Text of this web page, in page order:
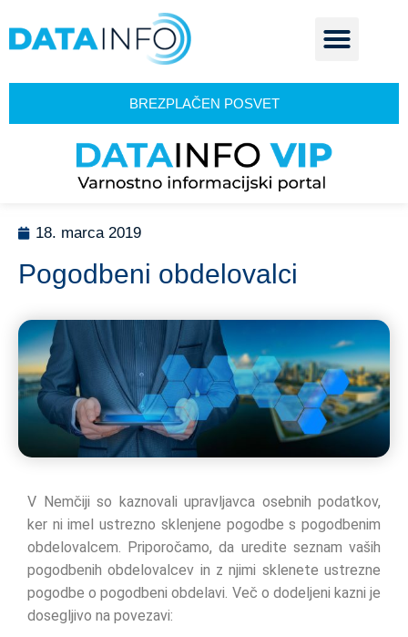
BREZPLAČEN POSVET
18. marca 2019
Pogodbeni obdelovalci
V Nemčiji so kaznovali upravljavca osebnih podatkov,
ker ni imel ustrezno sklenjene pogodbe s pogodbenim
obdelovalcem. Priporočamo, da uredite seznam vaših
pogodbenih obdelovalcev in z njimi sklenete ustrezne
pogodbe o pogodbeni obdelavi. Več o dodeljeni kazni je
dosegljivo na povezavi: